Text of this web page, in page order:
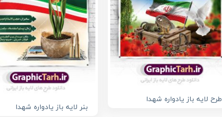
طرح لایه باز یادواره شهدا
بنر لایه باز یادواره شهدا